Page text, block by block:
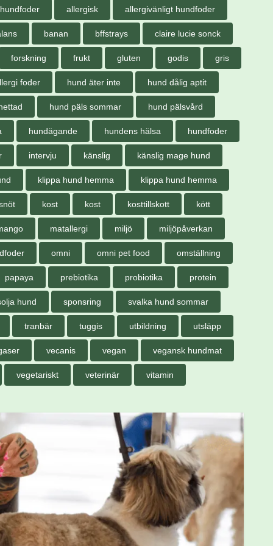
allergisk allergivänligt hundfoder
banan bffstrays claire lucie sonck
forskning frukt gluten godis gris
foder hund äter inte hund dålig aptit
hund päls sommar hund pälsvård
hundägande hundens hälsa hundfoder
intervju känslig känslig mage hund
klippa hund hemma klippa hund hemma
kost kost kosttillskott kött
matallergi miljö miljöpåverkan
omni omni pet food omställning
papaya prebiotika probiotika protein
hund sponsring svalka hund sommar
tranbär tuggis utbildning utsläpp
vecanis vegan vegansk hundmat
vegetariskt veterinär vitamin